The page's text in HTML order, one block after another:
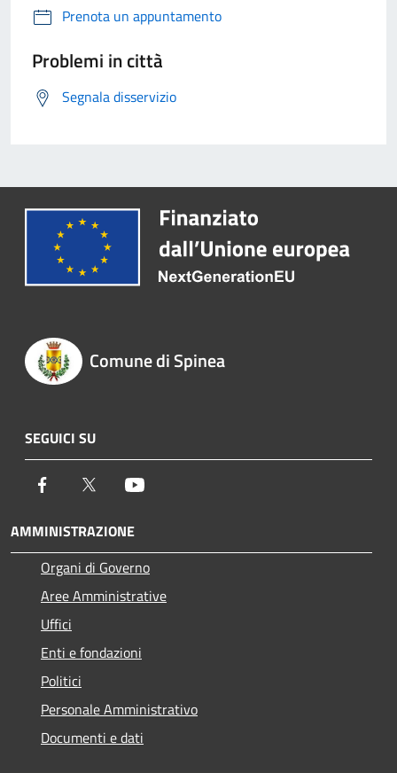
Prenota un appuntamento
Problemi in città
Segnala disservizio
Comune di Spinea
SEGUICI SU
Facebook Twitter
AMMINISTRAZIONE
Organi di Governo
Aree Amministrative
Uffici
Enti e fondazioni
Politici
Personale Amministrativo
Documenti e dati